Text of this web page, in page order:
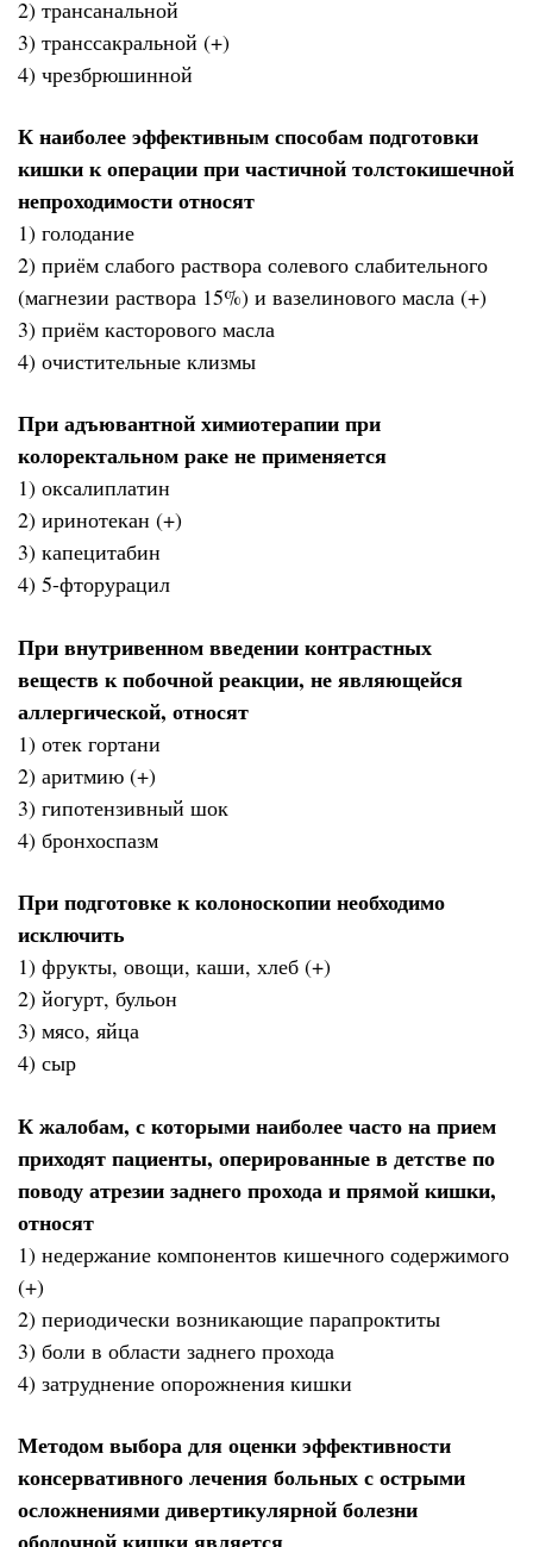
2) трансанальной
3) транссакральной (+)
4) чрезбрюшинной
К наиболее эффективным способам подготовки
кишки к операции при частичной толстокишечной
непроходимости относят
1) голодание
2) приём слабого раствора солевого слабительного
(магнезии раствора 15%) и вазелинового масла (+)
3) приём касторового масла
4) очистительные клизмы
При адъювантной химиотерапии при
колоректальном раке не применяется
1) оксалиплатин
2) иринотекан (+)
3) капецитабин
4) 5-фторурацил
При внутривенном введении контрастных
веществ к побочной реакции, не являющейся
аллергической, относят
1) отек гортани
2) аритмию (+)
3) гипотензивный шок
4) бронхоспазм
При подготовке к колоноскопии необходимо
исключить
1) фрукты, овощи, каши, хлеб (+)
2) йогурт, бульон
3) мясо, яйца
4) сыр
К жалобам, с которыми наиболее часто на прием
приходят пациенты, оперированные в детстве по
поводу атрезии заднего прохода и прямой кишки,
относят
1) недержание компонентов кишечного содержимого
(+)
2) периодически возникающие парапроктиты
3) боли в области заднего прохода
4) затруднение опорожнения кишки
Методом выбора для оценки эффективности
консервативного лечения больных с острыми
осложнениями дивертикулярной болезни